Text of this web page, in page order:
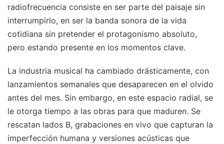
radiofrecuencia consiste en ser parte del paisaje sin
interrumpirlo, en ser la banda sonora de la vida
cotidiana sin pretender el protagonismo absoluto,
pero estando presente en los momentos clave.
La industria musical ha cambiado drásticamente, con
lanzamientos semanales que desaparecen en el olvido
antes del mes. Sin embargo, en este espacio radial, se
le otorga tiempo a las obras para que maduren. Se
rescatan lados B, grabaciones en vivo que capturan la
imperfección humana y versiones acústicas que